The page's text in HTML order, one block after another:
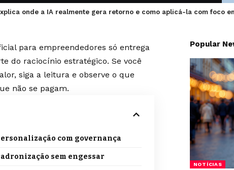
onde a IA realmente gera retorno e como aplicá-la com foco
para empreendedores só entrega
do raciocínio estratégico. Se você
siga a leitura e observe o que
não se pagam.
com governança
sem engessar
Popular
NOTÍCIAS